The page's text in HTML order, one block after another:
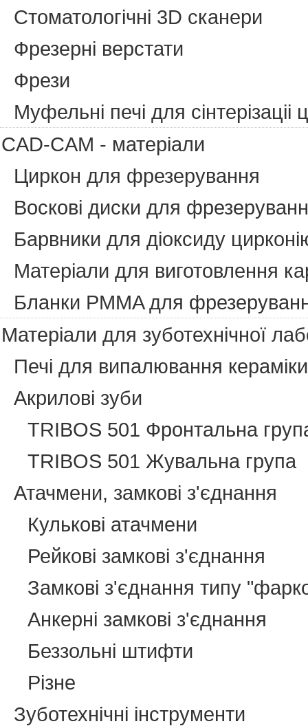
Стоматологічні 3D сканери
Фрезерні верстати
Фрези
Муфельні печі для сінтерізаціі
CAD-CAM - матеріали
Циркон для фрезерування
Воскові диски для
Барвники для діоксиду
Матеріали для виготовлення
Бланки PMMA для
Матеріали для зуботехнічної
Печі для випалювання кераміки
Акрилові зуби
TRIBOS 501 Фронтальна
TRIBOS 501 Жувальна група
Атачмени, замкові з'єднання
Кулькові атачмени
Рейкові замкові з'єднання
Замкові з'єднання типу
Анкерні замкові з'єднання
Беззольні штифти
Різне
Зуботехнічні інструменти